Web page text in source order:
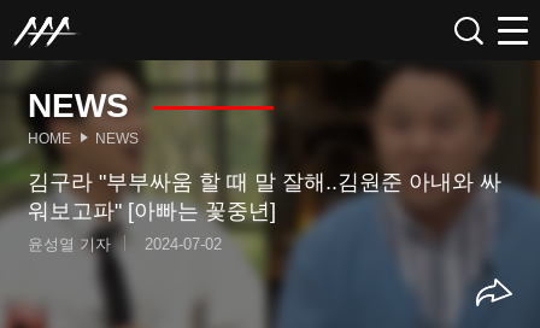
NEWS
HOME NEWS
김구라 "부부싸움 할 때 말 잘해..김원준 아내와 싸
워보고파" [아빠는 꽃중년]
윤성열 기자 2024-07-02